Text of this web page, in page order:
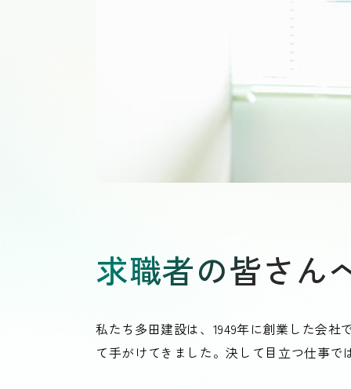
求職者の皆さん
私たち多田建設は、1949年に創業した会
て手がけてきました。決して目立つ仕事